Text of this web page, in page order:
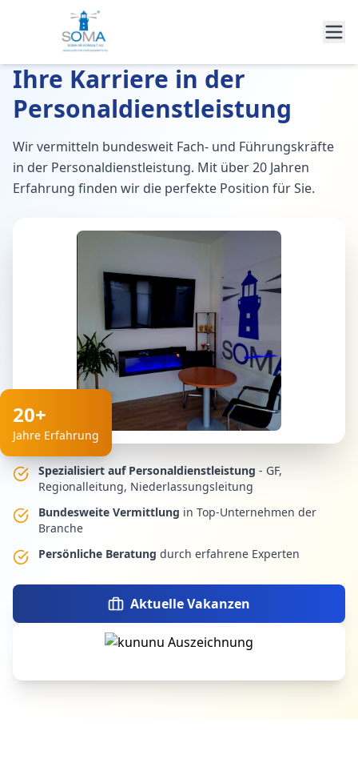
Ihre Karriere in der
Personaldienstleistung
Wir vermitteln bundesweit Fach- und Führungskräfte
in der Personaldienstleistung. Mit über 20 Jahren
Erfahrung finden wir die perfekte Position für Sie.
20+
Jahre Erfahrung
Spezialisiert auf Personaldienstleistung - GF,
Regionalleitung, Niederlassungsleitung
Bundesweite Vermittlung in Top-Unternehmen der
Branche
Persönliche Beratung durch erfahrene Experten
Aktuelle Vakanzen